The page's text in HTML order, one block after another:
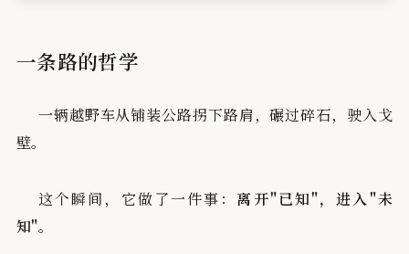
一条路的哲学
一辆越野车从铺装公路拐下路肩，碾过碎石，驶入戈
壁。
这个瞬间，它做了一件事：离开"已知"，进入"未
知"。